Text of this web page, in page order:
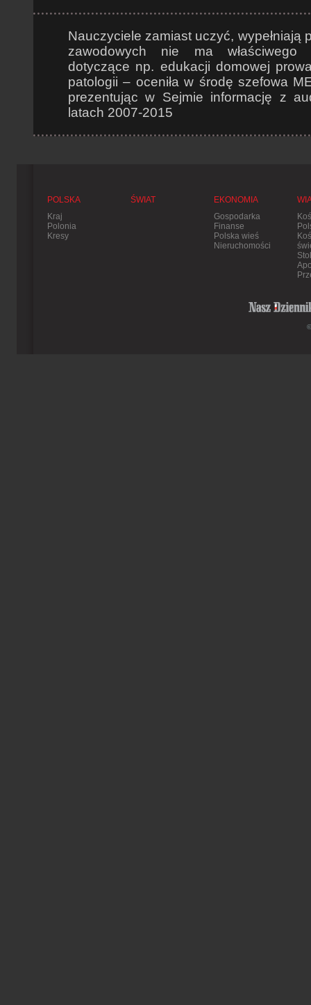
Nauczyciele zamiast uczyć, wypełniają
zawodowych nie ma właściwego
dotyczące np. edukacji domowej
patologii – oceniła w środę szefowa
prezentując w Sejmie informację z
latach 2007-2015
POLSKA
Kraj
Polonia
Kresy
ŚWIAT
EKONOMIA
Gospodarka
Finanse
Polska wieś
Nieruchomości